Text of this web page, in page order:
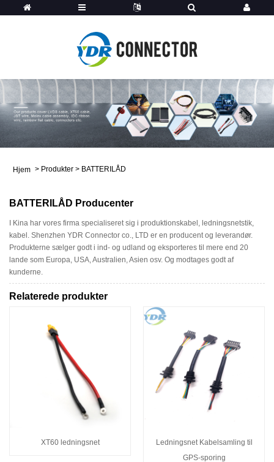
Hjem > Produkter > BATTERILÅD
BATTERILÅD Producenter
I Kina har vores firma specialiseret sig i produktionskabel, ledningsnetstik,
kabel. Shenzhen YDR Connector co., LTD er en producent og leverandør.
Produkterne sælger godt i ind- og udland og eksporteres til mere end 20
lande som Europa, USA, Australien, Asien osv. Og modtages godt af
kunderne.
Relaterede produkter
XT60 ledningsnet
Ledningsnet Kabelsamling til
GPS-sporing